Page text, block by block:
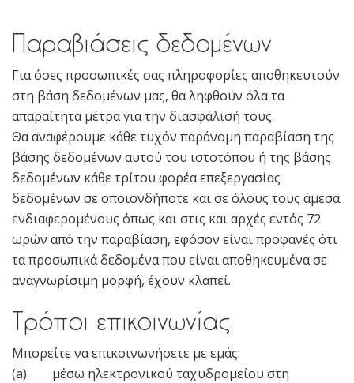
Παραβιάσεις δεδομένων
Για όσες προσωπικές σας πληροφορίες αποθηκευτούν
στη βάση δεδομένων μας, θα ληφθούν όλα τα
απαραίτητα μέτρα για την διασφάλισή τους.
Θα αναφέρουμε κάθε τυχόν παράνομη παραβίαση της
βάσης δεδομένων αυτού του ιστοτόπου ή της βάσης
δεδομένων κάθε τρίτου φορέα επεξεργασίας
δεδομένων σε οποιονδήποτε και σε όλους τους άμεσα
ενδιαφερομένους όπως και στις και αρχές εντός 72
ωρών από την παραβίαση, εφόσον είναι προφανές ότι
τα προσωπικά δεδομένα που είναι αποθηκευμένα σε
αναγνωρίσιμη μορφή, έχουν κλαπεί.
Τρόποι επικοινωνίας
Μπορείτε να επικοινωνήσετε με εμάς:
(a) μέσω ηλεκτρονικού ταχυδρομείου στη